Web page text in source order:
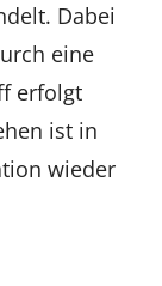
Dabei
eine
erfolgt
ist in
wieder